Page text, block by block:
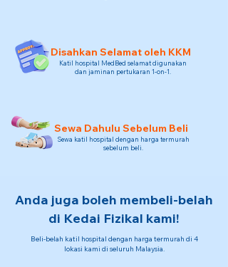
Disahkan Selamat oleh KKM
Katil hospital MedBed selamat digunakan
dan jaminan pertukaran 1-on-1.
Sewa Dahulu Sebelum Beli
Sewa katil hospital dengan harga termurah
sebelum beli.
Anda juga boleh membeli-belah
di Kedai Fizikal kami!
Beli-belah katil hospital dengan harga termurah di 4
lokasi kami di seluruh Malaysia.